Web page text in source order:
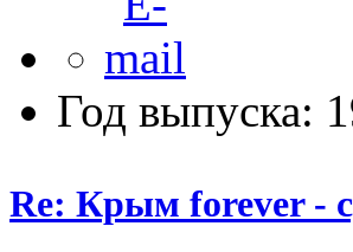
Год выпуска:
Re: Крым forever -